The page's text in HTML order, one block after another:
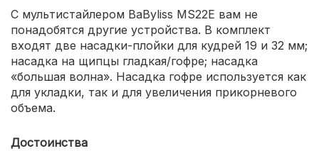
С мультистайлером BaByliss MS22E вам не
понадобятся другие устройства. В комплект
входят две насадки-плойки для кудрей 19 и 32 мм;
насадка на щипцы гладкая/гофре; насадка
«большая волна». Насадка гофре используется как
для укладки, так и для увеличения прикорневого
объема.
Достоинства